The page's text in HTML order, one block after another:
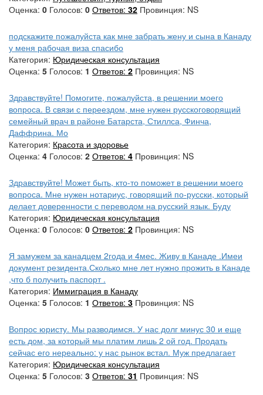
Оценка: 0 Голосов: 0 Ответов: 32 Провинция: NS
подскажите пожалуйста как мне забрать жену и сына в Канаду
у меня рабочая виза спасибо
Категория: Юридическая консультация
Оценка: 5 Голосов: 1 Ответов: 2 Провинция: NS
Здравствуйте! Помогите, пожалуйста, в решении моего
вопроса. В связи с переездом, мне нужен русскоговорящий
семейный врач в районе Батарста, Стиллса, Финча,
Даффрина. Мо
Категория: Красота и здоровье
Оценка: 4 Голосов: 2 Ответов: 4 Провинция: NS
Здравствуйте! Может быть, кто-то поможет в решении моего
вопроса. Мне нужен нотариус, говорящий по-русски, который
делает доверенности с переводом на русский язык. Буду
Категория: Юридическая консультация
Оценка: 0 Голосов: 0 Ответов: 2 Провинция: NS
Я замужем за канадцем 2года и 4мес. Живу в Канаде .Имеи
документ резидента.Сколько мне лет нужно прожить в Канаде
,что б получить паспорт .
Категория: Иммиграция в Канаду
Оценка: 5 Голосов: 1 Ответов: 3 Провинция: NS
Вопрос юристу. Мы разводимся. У нас долг минус 30 и еще
есть дом, за который мы платим лишь 2 ой год. Продать
сейчас его нереально: у нас рынок встал. Муж предлагает
Категория: Юридическая консультация
Оценка: 5 Голосов: 3 Ответов: 31 Провинция: NS